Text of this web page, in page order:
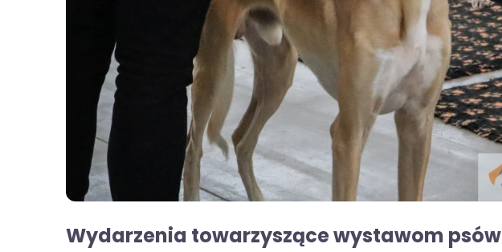
Wydarzenia towarzyszące wystawom psów